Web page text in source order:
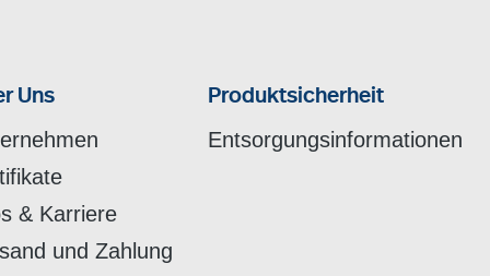
Uns
& Karriere
und Zahlung
Produktsicherheit
Entsorgungsinformationen